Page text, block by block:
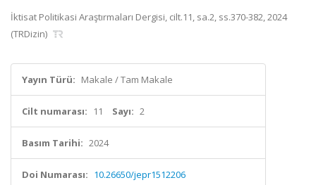
İktisat Politikasi Araştırmaları Dergisi, cilt.11, sa.2, ss.370-382, 2024
(TRDizin)
Yayın Türü: Makale / Tam Makale
Cilt numarası: 11 Sayı: 2
Basım Tarihi: 2024
Doi Numarası: 10.26650/jepr1512206